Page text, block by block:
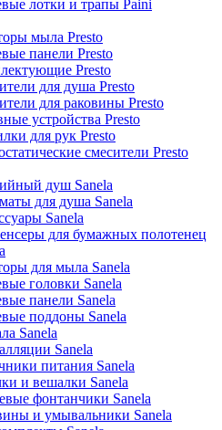
лотки и трапы Paini
мыла Presto
панели Presto
Presto
для душа Presto
для раковины Presto
устройства Presto
для рук Presto
смесители Presto
душ Sanela
для душа Sanela
Sanela
для бумажных полотенец
для мыла Sanela
головки Sanela
панели Sanela
поддоны Sanela
Sanela
Sanela
питания Sanela
и вешалки Sanela
фонтанчики Sanela
и умывальники Sanela